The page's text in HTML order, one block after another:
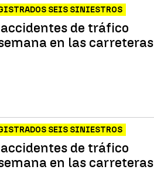
SEIS SINIESTROS
de tráfico
en las carreteras
SEIS SINIESTROS
de tráfico
en las carreteras